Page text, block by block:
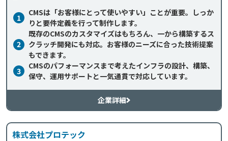
1
CMSは「お客様にとって使いやすい」ことが重要。しっか
りと要件定義を行って制作します。
2
既存のCMSのカスタマイズはもちろん、一から構築するス
クラッチ開発にも対応。お客様のニーズに合った技術提案
もできます。
3
CMSのパフォーマンスまで考えたインフラの設計、構築、
保守、運用サポートと一気通貫で対応しています。
企業詳細
株式会社プロテック